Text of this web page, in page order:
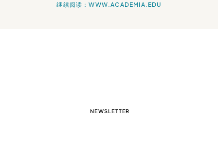
继续阅读：WWW.ACADEMIA.EDU
NEWSLETTER